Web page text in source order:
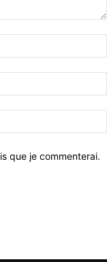
que je commenterai.